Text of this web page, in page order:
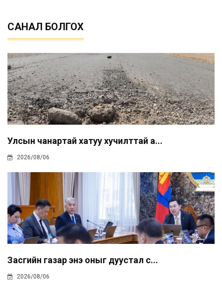
САНАЛ БОЛГОХ
Улсын чанартай хатуу хучилттай а...
2026/08/06
Засгийн газар энэ оныг дуустал с...
2026/08/06